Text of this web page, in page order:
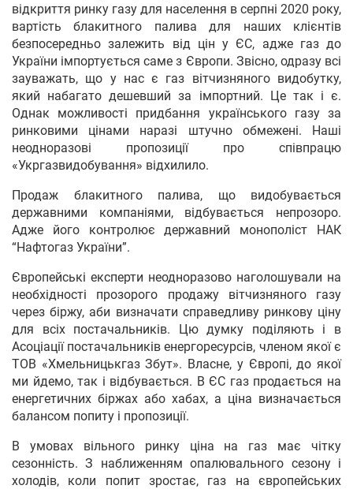
відкриття ринку газу для населення в серпні 2020 року,
вартість блакитного палива для наших клієнтів
безпосередньо залежить від цін у ЄС, адже газ до
України імпортується саме з Європи. Звісно, одразу всі
зауважать, що у нас є газ вітчизняного видобутку,
який набагато дешевший за імпортний. Це так і є.
Однак можливості придбання українського газу за
ринковими цінами наразі штучно обмежені. Наші
неодноразові пропозиції про співпрацю
«Укргазвидобування» відхилило.
Продаж блакитного палива, що видобувається
державними компаніями, відбувається непрозоро.
Адже його контролює державний монополіст НАК
“Нафтогаз України”.
Європейські експерти неодноразово наголошували на
необхідності прозорого продажу вітчизняного газу
через біржу, аби визначати справедливу ринкову ціну
для всіх постачальників. Цю думку поділяють і в
Асоціації постачальників енергоресурсів, членом якої є
ТОВ «Хмельницькгаз Збут». Власне, у Європі, до якої
ми йдемо, так і відбувається. В ЄС газ продається на
енергетичних біржах або хабах, а ціна визначається
балансом попиту і пропозиції.
В умовах вільного ринку ціна на газ має чітку
сезонність. З наближенням опалювального сезону і
холодів, коли попит зростає, газ на європейських